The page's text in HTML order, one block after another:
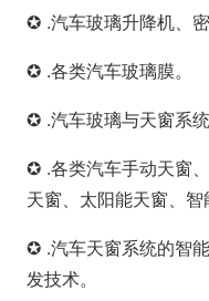
✪ .汽车玻璃升降机、
✪ .各类汽车玻璃膜。
✪ .汽车玻璃与天窗系
✪ .各类汽车手动天窗
天窗、太阳能天窗、智
✪ .汽车天窗系统的智
发技术。